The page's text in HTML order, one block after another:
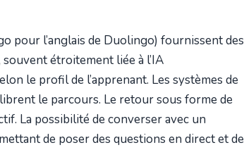
pour l’anglais de Duolingo) fournissent des
souvent étroitement liée à l’IA
le profil de l’apprenant. Les systèmes de
le parcours. Le retour sous forme de
La possibilité de converser avec un
de poser des questions en direct et de